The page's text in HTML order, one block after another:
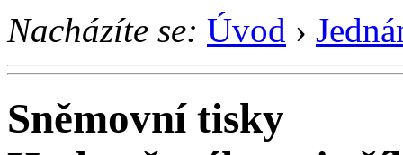
Nacházíte se: Úvod ›
Sněmovní tisky